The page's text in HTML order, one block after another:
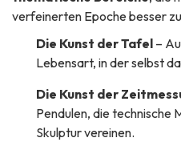
verfeinerten Epoche besser
Die Kunst der Tafel –
Lebensart, in der selbst
Die Kunst der
Pendulen, die technische
Skulptur vereinen.